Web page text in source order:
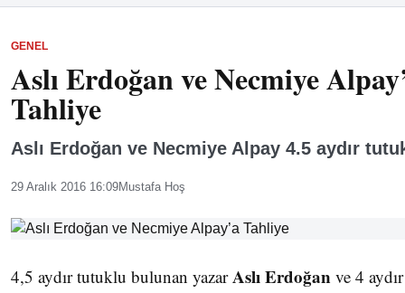
GENEL
Aslı Erdoğan ve Necmiye
Tahliye
Aslı Erdoğan ve Necmiye Alpay 4.5 aydır
29 Aralık 2016 16:09Mustafa Hoş
4,5 aydır tutuklu bulunan yazarAslı Erdoğan ve 4